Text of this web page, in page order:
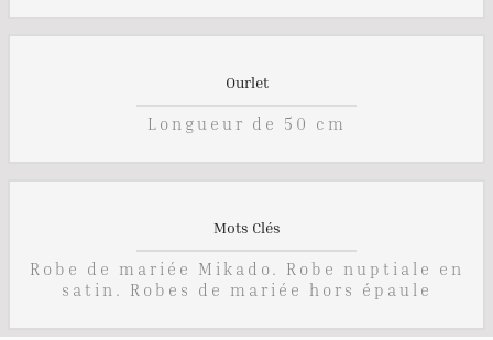
Ourlet
Longueur de 50 cm
Mots Clés
Robe de mariée Mikado. Robe nuptiale en
satin. Robes de mariée hors épaule